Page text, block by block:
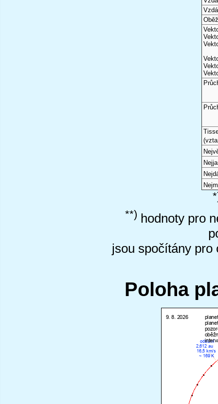
**) hodnoty pro
jsou spočítány pro
Poloha